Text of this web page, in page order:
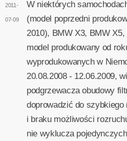
2011-
07-09
W niektórych
(model poprzedni
2010), BMW X3, BMW
model produkowany od
wyprodukowanych w
20.08.2008 - 12.06.2009,
podgrzewacza obudowy
doprowadzić do szybkiego
i braku możliwości
nie wyklucza